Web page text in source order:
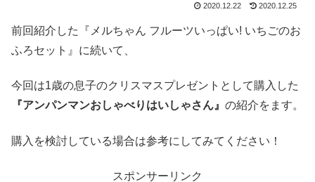
2020.12.22 2020.12.25
前回紹介した『メルちゃん フルーツいっぱい! いちごのお
ふろセット』に続いて、
今回は1歳の息子のクリスマスプレゼントとして購入した
『アンパンマンおしゃべりはいしゃさん』 の紹介をます。
購入を検討している場合は参考にしてみてください！
スポンサーリンク